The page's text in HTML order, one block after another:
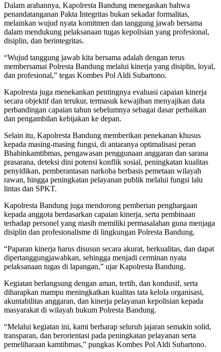
Dalam arahannya, Kapolresta Bandung menegaskan bahwa
penandatanganan Pakta Integritas bukan sekadar formalitas,
melainkan wujud nyata komitmen dan tanggung jawab bersama
dalam mendukung pelaksanaan tugas kepolisian yang profesional,
disiplin, dan berintegritas.
“Wujud tanggung jawab kita bersama adalah dengan terus
membersamai Polresta Bandung melalui kinerja yang disiplin, loyal,
dan profesional,” tegas Kombes Pol Aldi Subartono.
Kapolresta juga menekankan pentingnya evaluasi capaian kinerja
secara objektif dan terukur, termasuk kewajiban menyajikan data
perbandingan capaian tahun sebelumnya sebagai dasar perbaikan
dan pengambilan kebijakan ke depan.
Selain itu, Kapolresta Bandung memberikan penekanan khusus
kepada masing-masing fungsi, di antaranya optimalisasi peran
Bhabinkamtibmas, pengawasan penggunaan anggaran dan sarana
prasarana, deteksi dini potensi konflik sosial, peningkatan kualitas
penyidikan, pemberantasan narkoba berbasis pemetaan wilayah
rawan, hingga peningkatan pelayanan publik melalui fungsi lalu
lintas dan SPKT.
Kapolresta Bandung juga mendorong pemberian penghargaan
kepada anggota berdasarkan capaian kinerja, serta pembinaan
terhadap personel yang masih memiliki permasalahan guna menjaga
disiplin dan profesionalisme di lingkungan Polresta Bandung.
“Paparan kinerja harus disusun secara akurat, berkualitas, dan dapat
dipertanggungjawabkan, sehingga menjadi cerminan nyata
pelaksanaan tugas di lapangan,” ujar Kapolresta Bandung.
Kegiatan berlangsung dengan aman, tertib, dan kondusif, serta
diharapkan mampu meningkatkan kualitas tata kelola organisasi,
akuntabilitas anggaran, dan kinerja pelayanan kepolisian kepada
masyarakat di wilayah hukum Polresta Bandung.
“Melalui kegiatan ini, kami berharap seluruh jajaran semakin solid,
transparan, dan berorientasi pada peningkatan pelayanan serta
pemeliharaan kamtibmas,” pungkas Kombes Pol Aldi Subartono.